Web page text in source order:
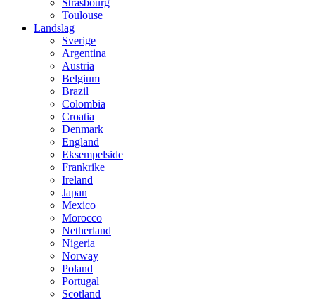
Strasbourg
Toulouse
Landslag
Sverige
Argentina
Austria
Belgium
Brazil
Colombia
Croatia
Denmark
England
Eksempelside
Frankrike
Ireland
Japan
Mexico
Morocco
Netherland
Nigeria
Norway
Poland
Portugal
Scotland